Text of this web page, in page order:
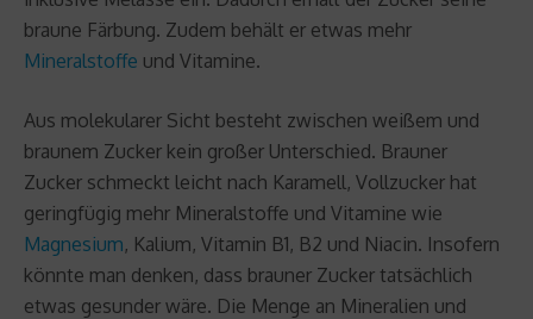
braune Färbung. Zudem behält er etwas mehr
Mineralstoffe und Vitamine.
Aus molekularer Sicht besteht zwischen weißem und
braunem Zucker kein großer Unterschied. Brauner
Zucker schmeckt leicht nach Karamell, Vollzucker hat
geringfügig mehr Mineralstoffe und Vitamine wie
Magnesium, Kalium, Vitamin B1, B2 und Niacin. Insofern
könnte man denken, dass brauner Zucker tatsächlich
etwas gesunder wäre. Die Menge an Mineralien und